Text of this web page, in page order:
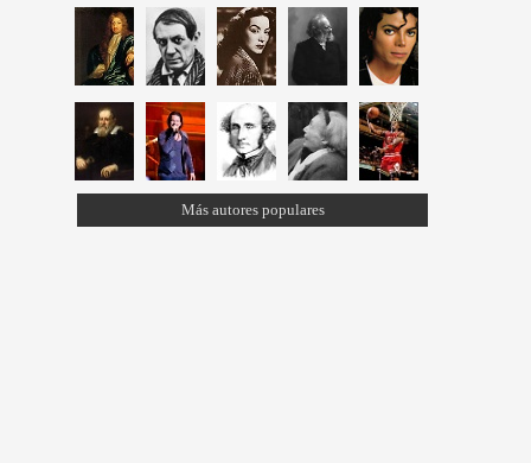
Más autores populares